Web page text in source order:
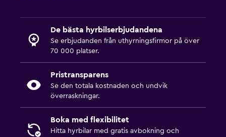
De bästa hyrbilserbjudandena
Se erbjudanden från uthyrningsfirmor på över
70 000 platser.
Pristransparens
Se den totala kostnaden och undvik
överraskningar.
Boka med flexibilitet
Hitta hyrbilar med gratis avbokning och